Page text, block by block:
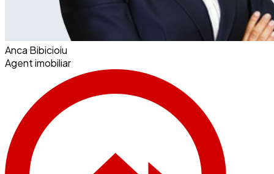
Anca Bibicioiu
Agent imobiliar